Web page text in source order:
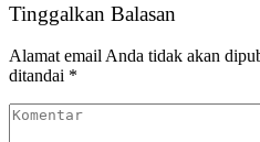
Tinggalkan Balasan
Alamat email Anda tidak akan
ditandai *